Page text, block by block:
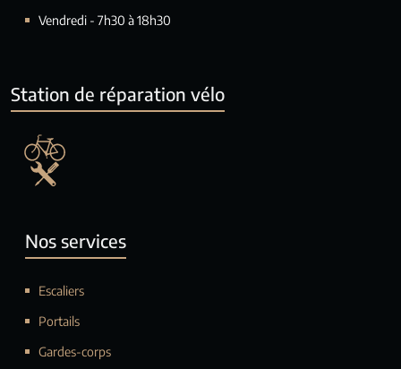
Vendredi - 7h30 à 18h30
Station de réparation vélo
Nos services
Escaliers
Portails
Gardes-corps